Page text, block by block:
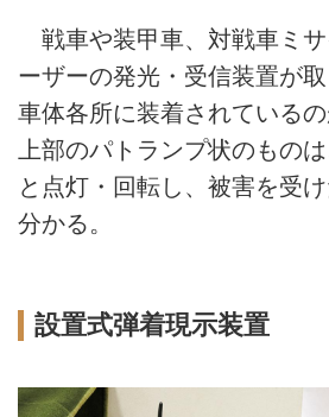
戦車や装甲車、対戦車ミ
ーザーの発光・受信装置が取
車体各所に装着されている
上部のパトランプ状のもの
と点灯・回転し、被害を受
分かる。
設置式弾着現示装置